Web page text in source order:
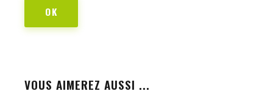
OK
VOUS AIMEREZ AUSSI ...